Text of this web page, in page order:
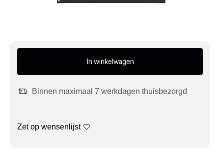
In winkelwagen
Binnen maximaal 7 werkdagen thuisbezorgd
Zet op wensenlijst